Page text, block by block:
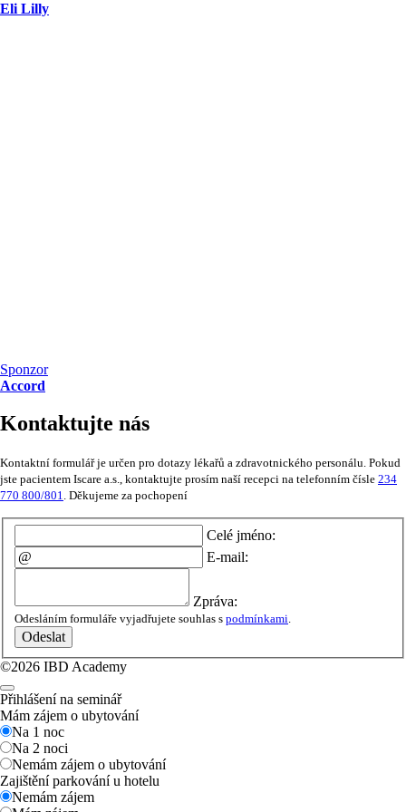
Eli Lilly
Sponzor
Accord
Kontaktujte nás
Kontaktní formulář je určen pro dotazy lékařů a zdravotnického personálu. Pokud
jste pacientem Iscare a.s., kontaktujte prosím naší recepci na telefonním čísle 234
770 800/801. Děkujeme za pochopení
Celé jméno:
E-mail:
Zpráva:
Odesláním formuláře vyjadřujete souhlas s podmínkami.
Odeslat
©2026 IBD Academy
Přihlášení na seminář
Mám zájem o ubytování
Na 1 noc
Na 2 noci
Nemám zájem o ubytování
Zajištění parkování u hotelu
Nemám zájem